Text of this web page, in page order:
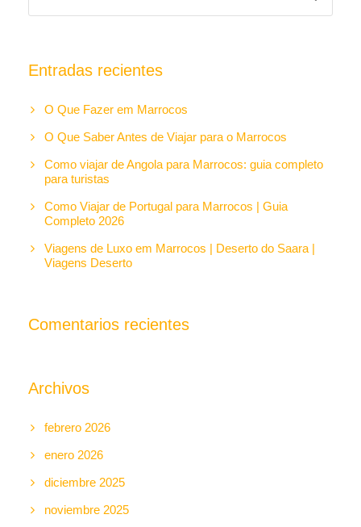
Entradas recientes
O Que Fazer em Marrocos
O Que Saber Antes de Viajar para o Marrocos
Como viajar de Angola para Marrocos: guia completo
para turistas
Como Viajar de Portugal para Marrocos | Guia
Completo 2026
Viagens de Luxo em Marrocos | Deserto do Saara |
Viagens Deserto
Comentarios recientes
Archivos
febrero 2026
enero 2026
diciembre 2025
noviembre 2025